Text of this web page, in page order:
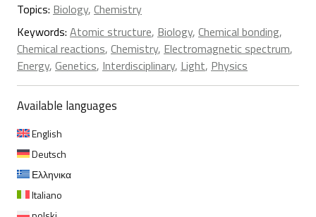
Topics: Biology, Chemistry
Keywords: Atomic structure, Biology, Chemical bonding,
Chemical reactions, Chemistry, Electromagnetic spectrum,
Energy, Genetics, Interdisciplinary, Light, Physics
Available languages
English
Deutsch
Ελληνικα
Italiano